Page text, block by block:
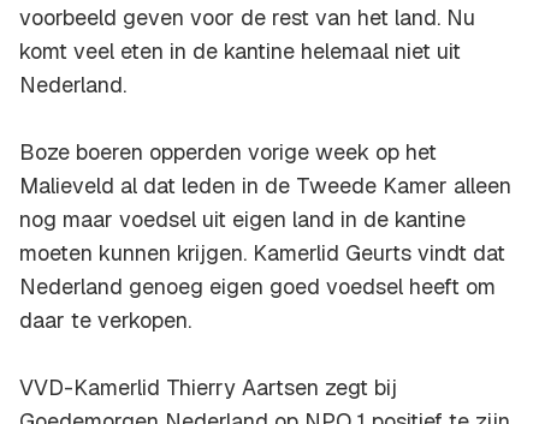
voorbeeld geven voor de rest van het land. Nu
komt veel eten in de kantine helemaal niet uit
Nederland.
Boze boeren opperden vorige week op het
Malieveld al dat leden in de Tweede Kamer alleen
nog maar voedsel uit eigen land in de kantine
moeten kunnen krijgen. Kamerlid Geurts vindt dat
Nederland genoeg eigen goed voedsel heeft om
daar te verkopen.
VVD-Kamerlid Thierry Aartsen zegt bij